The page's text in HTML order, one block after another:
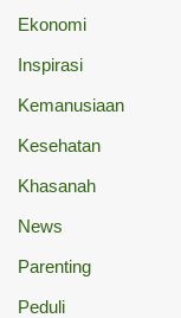
Ekonomi
Inspirasi
Kemanusiaan
Kesehatan
Khasanah
News
Parenting
Peduli